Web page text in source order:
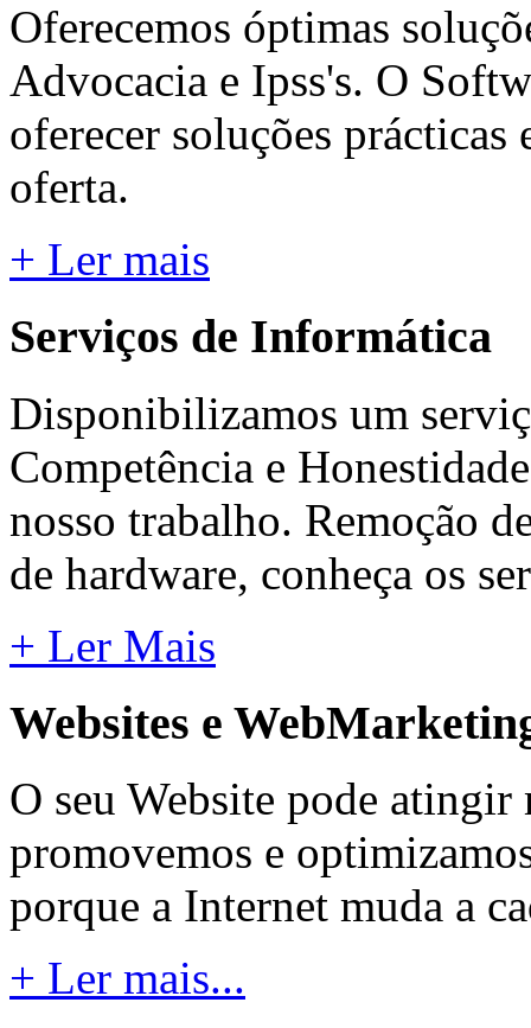
Oferecemos óptimas
Advocacia e Ipss's. O
oferecer soluções prácticas
oferta.
+ Ler mais
Serviços de Informática
Disponibilizamos um
Competência e
nosso trabalho. Remoção
de hardware, conheça os
+ Ler Mais
Websites e
O seu Website pode atingir
promovemos e
porque a Internet muda a
+ Ler mais...